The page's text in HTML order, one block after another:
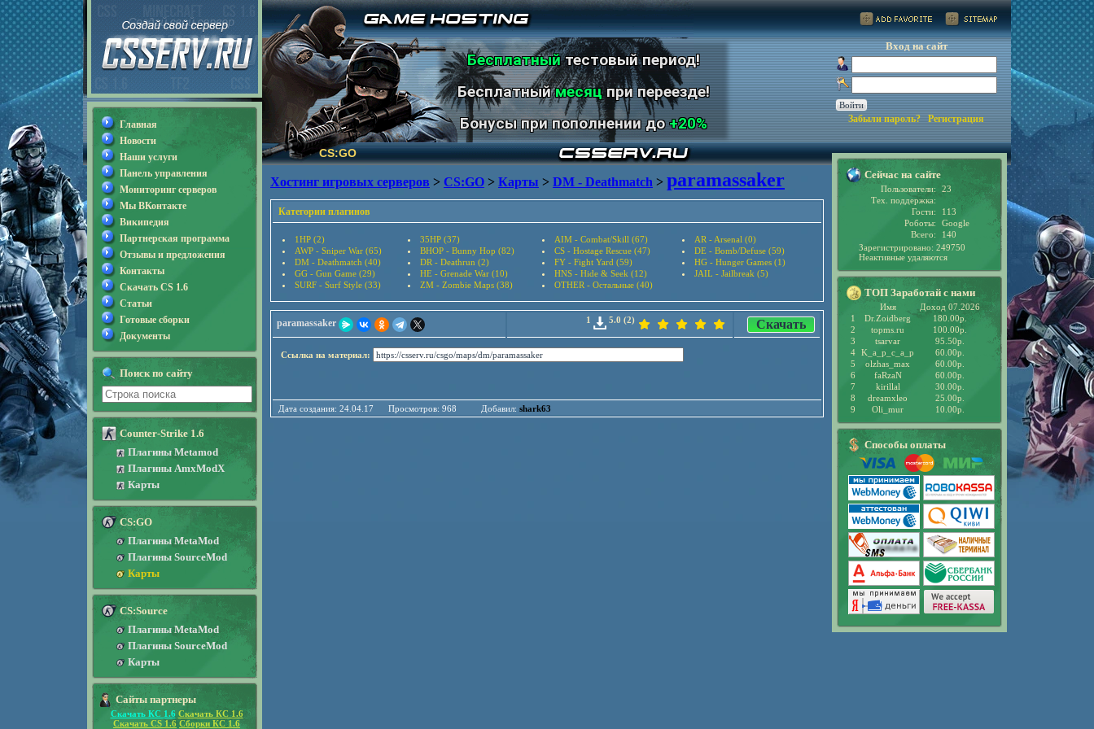
CS:GO
Бесплатныйтестовый период!
Бесплатныймесяцпри переезде!
Бонусы при пополнении до+20%
Хостинг игровых серверов > CS:GO > Карты > DM - Deathmatch > paramassaker
Категории плагинов
1HP (2) 35HP (37) AIM - Combat/Skill (67)
AR - Arsenal (0)
AWP - Sniper War (65)
BHOP - Bunny Hop (82) CS - Hostage Rescue (47)
DE - Bomb/Defuse (59)
DM - Deathmatch (40)
DR - Deathrun (2) FY - Fight Yard (59)
HG - Hunger Games (1)
GG - Gun Game (29)
HE - Grenade War (10) HNS - Hide & Seek (12)
JAIL - Jailbreak (5)
SURF - Surf Style (33)
ZM - Zombie Maps (38) OTHER - Остальные (40)
paramassaker 1 5.0 (2) Скачать
Ссылка на материал:
Дата создания: 24.04.17 Просмотров: 968 Добавил: shark63
Главная
Новости
Наши услуги
Панель управления
Мониторинг серверов
Мы ВКонтакте
Википедия
Партнерская программа
Отзывы и предложения
Контакты
Скачать CS 1.6
Статьи
Готовые сборки
Документы
Поиск по сайту
Counter-Strike 1.6
Плагины Metamod
Плагины AmxModX
Карты
CS:GO
Плагины MetaMod
Плагины SourceMod
Карты
CS:Source
Плагины MetaMod
Плагины SourceMod
Карты
Сайты партнеры
Скачать КС 1.6 Скачать КС 1.6
Скачать CS 1.6 Сборки КС 1.6
Вход на сайт
Забыли пароль? Регистрация
Сейчас на сайте
Пользователи:
23
Тех. поддержка:
Гости:
113
Роботы:
Google
Всего:
140
Зарегистрировано: 249750
Неактивные удаляются
ТОП Заработай с нами
Имя
Доход 07.2026
1
Dr.Zoidberg
180.00р.
2
topms.ru
100.00р.
3
tsarvar
95.50р.
4 K_a_p_c_a_p
60.00р.
5
olzhas_max
60.00р.
6
faRzaN
60.00р.
7
kirillal
30.00р.
8
dreamxleo
25.00р.
9
Oli_mur 10.00р.
Способы оплаты